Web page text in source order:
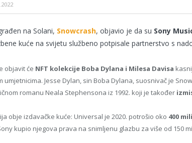
na Solani, Snowcrash, objavio je da su Sony
kuće na svijetu službeno potpisale partnerstvo s
objavit će NFT kolekcije Boba Dylana i Milesa Davisa
umjetnicima. Jesse Dylan, sin Boba Dylana, suosnivač je
romanu Neala Stephensona iz 1992. koji je također
obje izdavačke kuće: Universal je 2020. potrošio oko 400
kupio njegova prava na snimljenu glazbu za više od 150